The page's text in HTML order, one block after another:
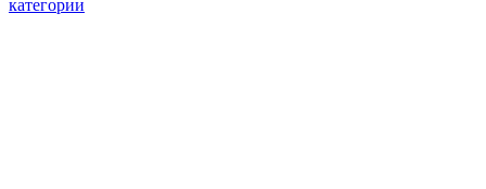
категории